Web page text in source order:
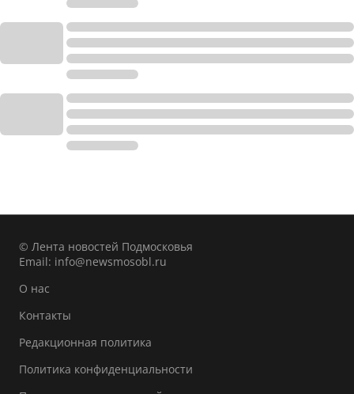
© Лента новостей Подмосковья
Email: info@newsmosobl.ru
О нас
Контакты
Редакционная политика
Политика конфиденциальности